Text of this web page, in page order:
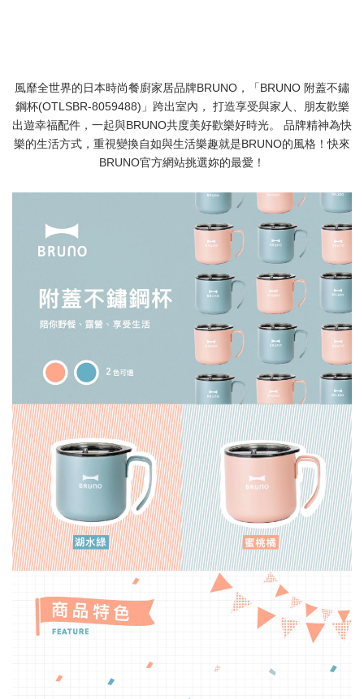
風靡全世界的日本時尚餐廚家居品牌BRUNO，「BRUNO 附蓋不鏽
鋼杯(OTLSBR-8059488)」跨出室內， 打造享受與家人、朋友歡樂
出遊幸福配件，一起與BRUNO共度美好歡樂好時光。 品牌精神為快
樂的生活方式，重視變換自如與生活樂趣就是BRUNO的風格！快來
BRUNO官方網站挑選妳的最愛！